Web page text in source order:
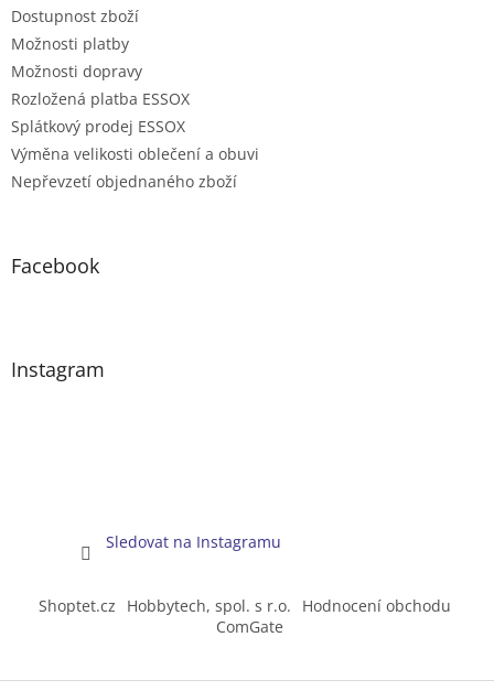
Dostupnost zboží
Možnosti platby
Možnosti dopravy
Rozložená platba ESSOX
Splátkový prodej ESSOX
Výměna velikosti oblečení a obuvi
Nepřevzetí objednaného zboží
Facebook
Instagram
Sledovat na Instagramu
Shoptet.cz Hobbytech, spol. s r.o.
Hodnocení obchodu
ComGate